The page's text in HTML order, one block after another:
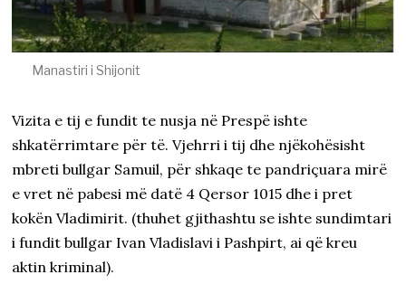
Manastiri i Shijonit
Vizita e tij e fundit te nusja në Prespë ishte
shkatërrimtare për të. Vjehrri i tij dhe njëkohësisht
mbreti bullgar Samuil, për shkaqe te pandriçuara mirë
e vret në pabesi më datë 4 Qersor 1015 dhe i pret
kokën Vladimirit. (thuhet gjithashtu se ishte sundimtari
i fundit bullgar Ivan Vladislavi i Pashpirt, ai që kreu
aktin kriminal).